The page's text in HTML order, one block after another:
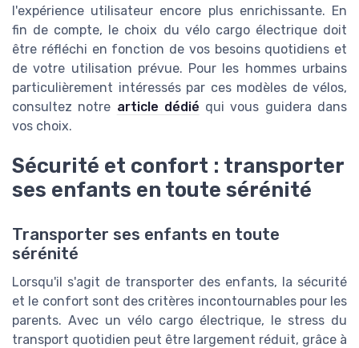
l'expérience utilisateur encore plus enrichissante. En
fin de compte, le choix du vélo cargo électrique doit
être réfléchi en fonction de vos besoins quotidiens et
de votre utilisation prévue. Pour les hommes urbains
particulièrement intéressés par ces modèles de vélos,
consultez notre article dédié qui vous guidera dans
vos choix.
Sécurité et confort : transporter
ses enfants en toute sérénité
Transporter ses enfants en toute
sérénité
Lorsqu'il s'agit de transporter des enfants, la sécurité
et le confort sont des critères incontournables pour les
parents. Avec un vélo cargo électrique, le stress du
transport quotidien peut être largement réduit, grâce à